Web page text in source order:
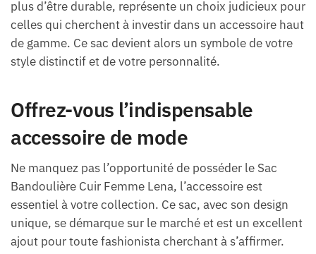
plus d’être durable, représente un choix judicieux pour
celles qui cherchent à investir dans un accessoire haut
de gamme. Ce sac devient alors un symbole de votre
style distinctif et de votre personnalité.
Offrez-vous l’indispensable
accessoire de mode
Ne manquez pas l’opportunité de posséder le Sac
Bandoulière Cuir Femme Lena, l’accessoire est
essentiel à votre collection. Ce sac, avec son design
unique, se démarque sur le marché et est un excellent
ajout pour toute fashionista cherchant à s’affirmer.